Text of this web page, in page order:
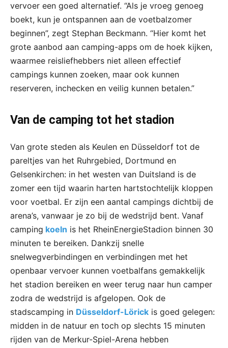
vervoer een goed alternatief. “Als je vroeg genoeg
boekt, kun je ontspannen aan de voetbalzomer
beginnen”, zegt Stephan Beckmann. “Hier komt het
grote aanbod aan camping-apps om de hoek kijken,
waarmee reisliefhebbers niet alleen effectief
campings kunnen zoeken, maar ook kunnen
reserveren, inchecken en veilig kunnen betalen.”
Van de camping tot het stadion
Van grote steden als Keulen en Düsseldorf tot de
pareltjes van het Ruhrgebied, Dortmund en
Gelsenkirchen: in het westen van Duitsland is de
zomer een tijd waarin harten hartstochtelijk kloppen
voor voetbal. Er zijn een aantal campings dichtbij de
arena’s, vanwaar je zo bij de wedstrijd bent. Vanaf
camping koeln is het RheinEnergieStadion binnen 30
minuten te bereiken. Dankzij snelle
snelwegverbindingen en verbindingen met het
openbaar vervoer kunnen voetbalfans gemakkelijk
het stadion bereiken en weer terug naar hun camper
zodra de wedstrijd is afgelopen. Ook de
stadscamping in Düsseldorf-Lörick is goed gelegen:
midden in de natuur en toch op slechts 15 minuten
rijden van de Merkur-Spiel-Arena hebben